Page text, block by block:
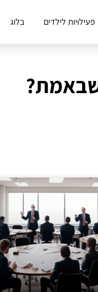
פעילויות לילדים בלוג
שבאמת?